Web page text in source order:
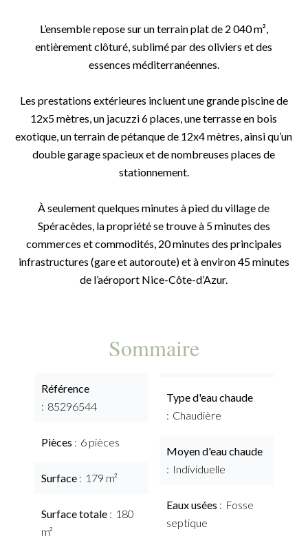
L’ensemble repose sur un terrain plat de 2 040 m²,
entièrement clôturé, sublimé par des oliviers et des
essences méditerranéennes.
Les prestations extérieures incluent une grande piscine de
12x5 mètres, un jacuzzi 6 places, une terrasse en bois
exotique, un terrain de pétanque de 12x4 mètres, ainsi qu’un
double garage spacieux et de nombreuses places de
stationnement.
À seulement quelques minutes à pied du village de
Spéracèdes, la propriété se trouve à 5 minutes des
commerces et commodités, 20 minutes des principales
infrastructures (gare et autoroute) et à environ 45 minutes
de l’aéroport Nice-Côte-d’Azur.
Sommaire
Référence
85296544
Pièces 6 pièces
Surface 179 m²
Surface totale
180
m²
Type d'eau chaude
Chaudière
Moyen d'eau chaude
Individuelle
Eaux usées
Fosse
septique